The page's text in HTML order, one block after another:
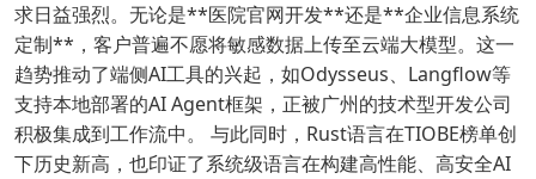
求日益强烈。无论是**医院官网开发**还是**企业信息系统
定制**，客户普遍不愿将敏感数据上传至云端大模型。这一
趋势推动了端侧AI工具的兴起，如Odysseus、Langflow等
支持本地部署的AI Agent框架，正被广州的技术型开发公司
积极集成到工作流中。 与此同时，Rust语言在TIOBE榜单创
下历史新高，也印证了系统级语言在构建高性能、高安全AI